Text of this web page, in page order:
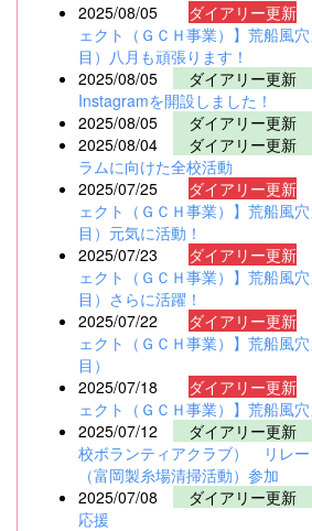
2025/08/05 ダイアリー更新
ェクト（ＧＣＨ事業）】荒船風
目）八月も頑張ります！
2025/08/05
ダイアリー更新
Instagramを開設しました！
2025/08/05
ダイアリー更新
2025/08/04
ダイアリー更新
ラムに向けた全校活動
2025/07/25 ダイアリー更新
ェクト（ＧＣＨ事業）】荒船風
目）元気に活動！
2025/07/23 ダイアリー更新
ェクト（ＧＣＨ事業）】荒船風
目）さらに活躍！
2025/07/22 ダイアリー更新
ェクト（ＧＣＨ事業）】荒船風
目）
2025/07/18 ダイアリー更新
ェクト（ＧＣＨ事業）】荒船風
2025/07/12
ダイアリー更新
校ボランティアクラブ） リレー
（富岡製糸場清掃活動）参加
2025/07/08
ダイアリー更新
応援